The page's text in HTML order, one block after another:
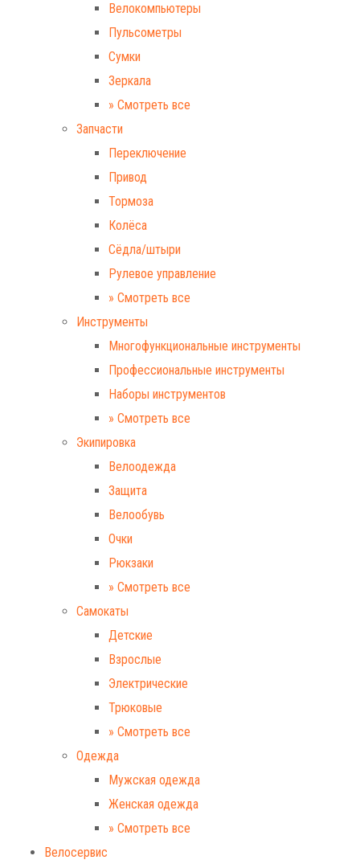
Велокомпьютеры
Пульсометры
Сумки
Зеркала
» Смотреть все
Запчасти
Переключение
Привод
Тормоза
Колёса
Сёдла/штыри
Рулевое управление
» Смотреть все
Инструменты
Многофункциональные инструменты
Профессиональные инструменты
Наборы инструментов
» Смотреть все
Экипировка
Велоодежда
Защита
Велообувь
Очки
Рюкзаки
» Смотреть все
Самокаты
Детские
Взрослые
Электрические
Трюковые
» Смотреть все
Одежда
Мужская одежда
Женская одежда
» Смотреть все
Велосервис